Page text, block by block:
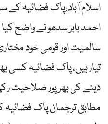
اسلام آباد،پاک فضائیہ کے
احمد بابر سدھو نے واضح
سالمیت اور قومی خود
تیار ہیں، پاک فضائیہ
دینے کی بھرپور صلاحیت
مطابق ترجمان پاک